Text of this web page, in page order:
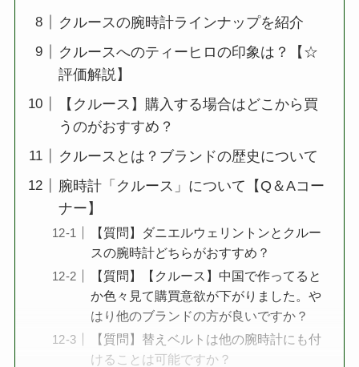
クルースの腕時計ラインナップを紹介
クルースへのティーヒロの印象は？【☆
評価解説】
【クルース】購入する場合はどこから買
うのがおすすめ？
クルースとは？ブランドの歴史について
腕時計「クルース」について【Q＆Aコー
ナー】
【質問】ダニエルウェリントンとクルー
スの腕時計どちらがおすすめ？
【質問】【クルース】中国で作ってると
か色々見て購買意欲が下がりました。や
はり他のブランドの方が良いですか？
【質問】替えベルトは他の腕時計にも付
けることは可能ですか？